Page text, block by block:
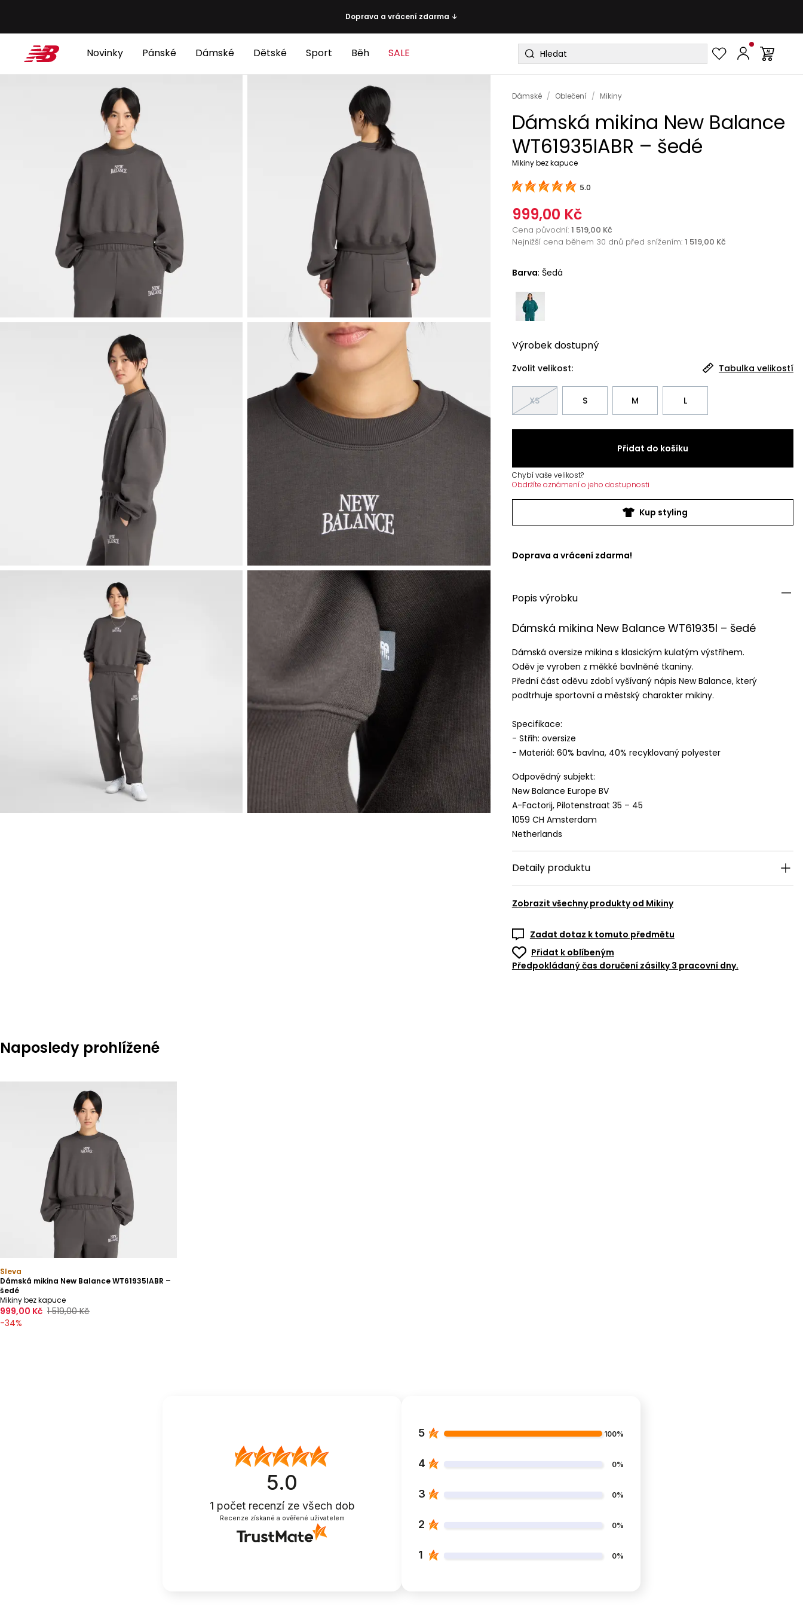
Doprava a vrácení zdarma ↓
Novinky Pánské Dámské Dětské Sport Běh SALE
Dámské / Oblečení / Mikiny
Dámská mikina New Balance
WT61935IABR – šedé
Mikiny bez kapuce
5.0
999,00 Kč
Cena původní: 1 519,00 Kč
Nejnižší cena během 30 dnů před snížením: 1 519,00 Kč
Barva: Šedá
Výrobekdostupný
Zvolit velikost: Tabulka velikostí
XS S M L
Přidat do košíku
Chybí vaše velikost?
Obdržíte oznámení o jeho dostupnosti
Kup styling
Doprava a vrácení zdarma!
Popis výrobku
Dámská mikina New Balance WT61935I – šedé
Dámská oversize mikina s klasickým kulatým výstřihem.
Oděv je vyroben z měkké bavlněné tkaniny.
Přední část oděvu zdobí vyšívaný nápis New Balance, který
podtrhuje sportovní a městský charakter mikiny.
Specifikace:
- Střih: oversize
- Materiál: 60% bavlna, 40% recyklovaný polyester
Odpovědný subjekt:
New Balance Europe BV
A-Factorij, Pilotenstraat 35 – 45
1059 CH Amsterdam
Netherlands
Detaily produktu
Zobrazit všechny produkty od Mikiny
Zadat dotaz k tomuto předmětu
Přidat k oblíbeným
Předpokládaný čas doručení zásilky 3 pracovní dny.
Naposledy prohlížené
Sleva
Dámská mikina New Balance WT61935IABR –
šedé
Mikiny bez kapuce
999,00 Kč 1 519,00 Kč
-34%
5.0
1 počet recenzí ze všech dob
Recenze získané a ověřené uživatelem
5 100%
4 0%
3 0%
2 0%
1 0%